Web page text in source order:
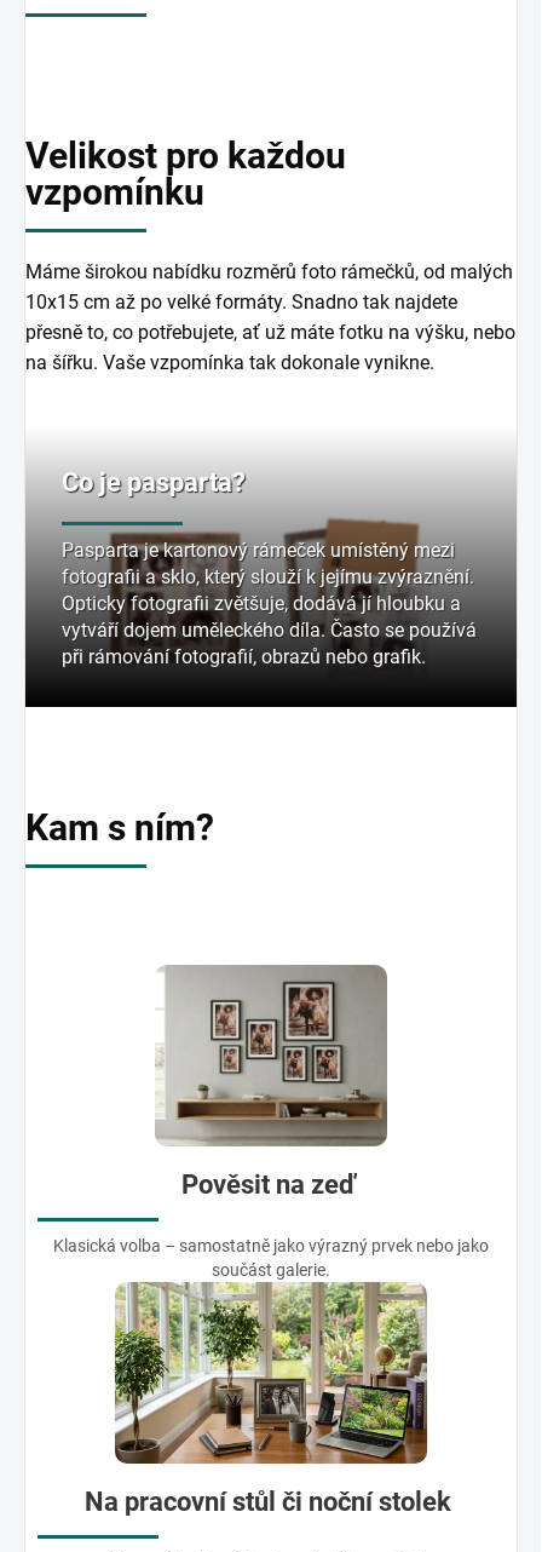
Velikost pro každou
vzpomínku
Máme širokou nabídku rozměrů foto rámečků, od malých
10x15 cm až po velké formáty. Snadno tak najdete
přesně to, co potřebujete, ať už máte fotku na výšku, nebo
na šířku. Vaše vzpomínka tak dokonale vynikne.
Co je pasparta?
Pasparta je kartonový rámeček umístěný mezi
fotografii a sklo, který slouží k jejímu zvýraznění.
Opticky fotografii zvětšuje, dodává jí hloubku a
vytváří dojem uměleckého díla. Často se používá
při rámování fotografií, obrazů nebo grafik.
Kam s ním?
Pověsit na zeď
Klasická volba – samostatně jako výrazný prvek nebo jako
součást galerie.
Na pracovní stůl či noční stolek